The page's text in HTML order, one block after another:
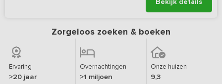
Bekijk details
Zorgeloos zoeken & boeken
Ervaring
>20 jaar
Overnachtingen
>1 miljoen
Onze huizen
9,3